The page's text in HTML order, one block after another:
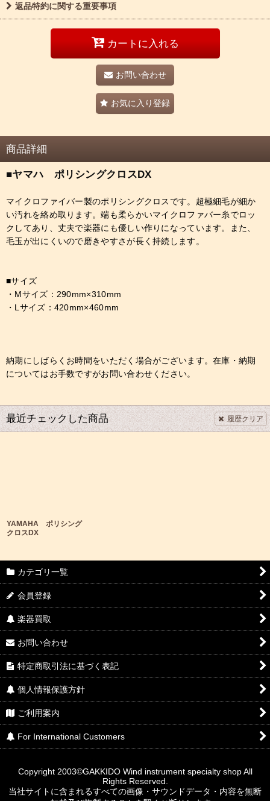
返品特約に関する重要事項
カートに入れる
お問い合わせ
お気に入り登録
商品詳細
■ヤマハ ポリシングクロスDX
マイクロファイバー製のポリシングクロスです。超極細毛が細か
い汚れを絡め取ります。端も柔らかいマイクロファバー糸でロッ
クしてあり、丈夫で楽器にも優しい作りになっています。また、
毛玉が出にくいので磨きやすさが長く持続します。
■サイズ
・Mサイズ：290mm×310mm
・Lサイズ：420mm×460mm
納期にしばらくお時間をいただく場合がございます。在庫・納期
についてはお手数ですがお問い合わせください。
最近チェックした商品 履歴クリア
YAMAHA ポリシング
クロスDX
カテゴリ一覧
会員登録
楽器買取
お問い合わせ
特定商取引法に基づく表記
個人情報保護方針
ご利用案内
For International Customers
Copyright 2003©GAKKIDO Wind instrument specialty shop All
Rights Reserved.
当社サイトに含まれるすべての画像・サウンドデータ・内容を無断